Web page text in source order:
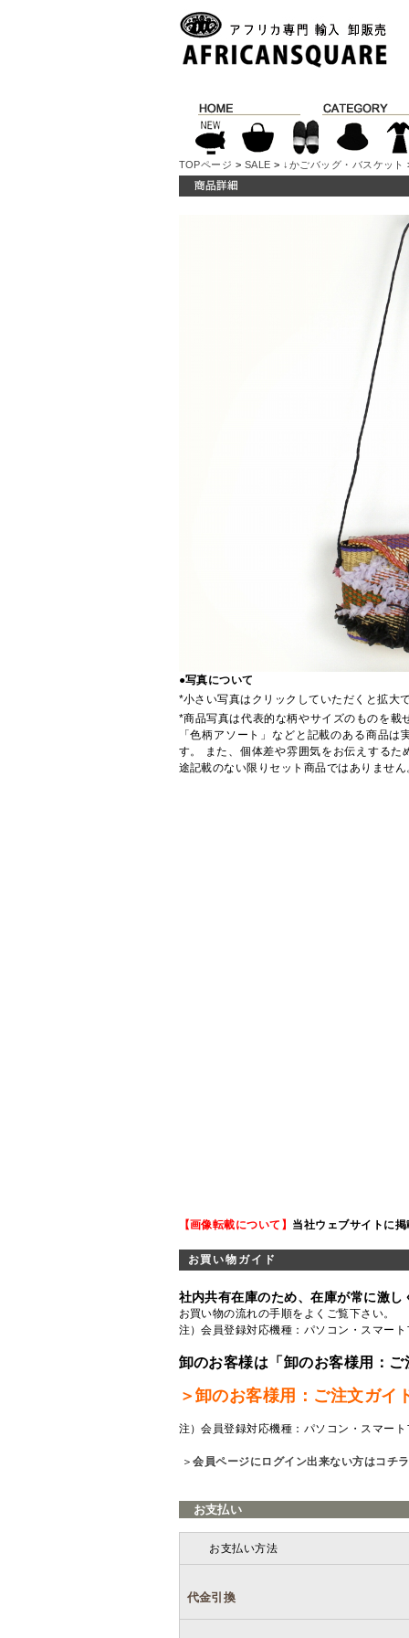
TOPページ > SALE > ↓かごバッグ・バスケット
●写真について
*小さい写真はクリックしていただくと拡大
*商品写真は代表的な柄やサイズのものを
「色柄アソート」などと記載のある商品
す。 また、個体差や雰囲気をお伝えする
途記載のない限りセット商品ではありません
【画像転載について】 当社ウェブサイトに
お買い物ガイド
社内共有在庫のため、在庫が常に激
お買い物の流れの手順をよくご覧下さい。
注）会員登録対応機種：パソコン・スマー
卸のお客様は「卸のお客様用：
＞卸のお客様用：ご注文ガイ
注）会員登録対応機種：パソコン・スマー
＞会員ページにログイン出来ない方はコチラ
お支払い
お支払い方法
代金引換